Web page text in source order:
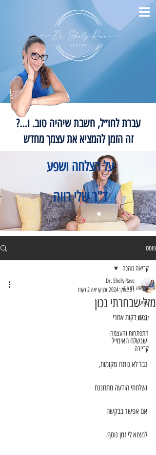
עברת לחו״ל, חשבת שיהיה טוב. ו…?
זה הזמן להמציא את עצמך מחדש
על הצלחה ושפע
ד"ר שלי רווה
פוסט
קריאה מהנה
שפע
זוגיות
התפתחות והעצמה
קריירה
קריאה מהנה
מזל שבחרתי נכון
Dr. Shelly Rave
31 באוק׳ 2024
זמן קריאה 2 דקות
כמה דקות אחרי
שנשלח האימייל
כבר לא נותרו מקומות,
ושלחתי הודעה מתחננת
אם אפשר בבקשה
למצוא לי זמן נוסף.